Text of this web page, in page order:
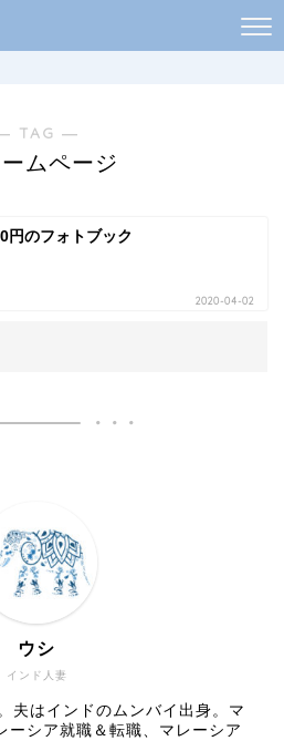
TAG ―
ームページ
円のフォトブック
2020-04-02
インド人妻
ウシ
夫はインドのムンバイ出身。マ
ーシア就職＆転職、マレーシア